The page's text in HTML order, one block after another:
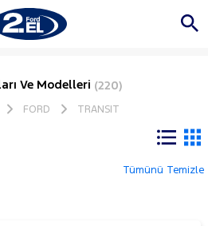
Ve Modelleri (220)
FORD TRANSIT
Tümünü Temizle